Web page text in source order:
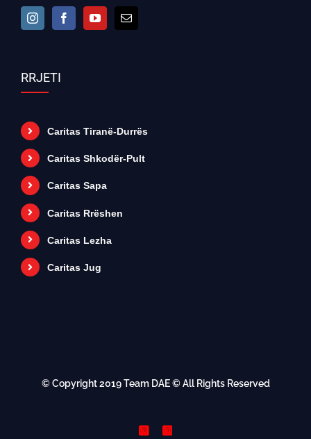
RRJETI
Caritas Tiranë-Durrës
Caritas Shkodër-Pult
Caritas Sapa
Caritas Rrëshen
Caritas Lezha
Caritas Jug
© Copyright 2019Team DAE© All Rights Reserved
InstagramInstagram